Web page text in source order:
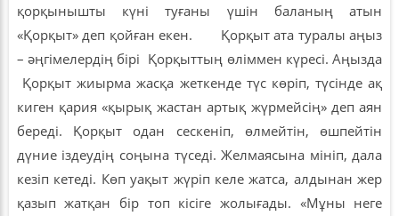
қорқынышты күні туғаны үшін баланың атын
«Қорқыт» деп қойған екен. Қорқыт ата туралы аңыз
– әңгімелердің бірі Қорқыттың өліммен күресі. Аңызда
Қорқыт жиырма жасқа жеткенде түс көріп, түсінде ақ
киген қария «қырық жастан артық жүрмейсің» деп аян
береді. Қорқыт одан сескеніп, өлмейтін, өшпейтін
дүние іздеудің соңына түседі. Желмаясына мініп, дала
кезіп кетеді. Көп уақыт жүріп келе жатса, алдынан жер
қазып жатқан бір топ кісіге жолығады. «Мұны неге